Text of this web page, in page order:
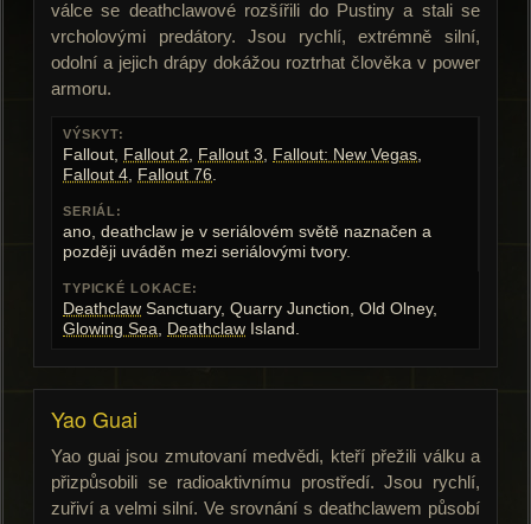
válce se deathclawové rozšířili do Pustiny a stali se
vrcholovými predátory. Jsou rychlí, extrémně silní,
odolní a jejich drápy dokážou roztrhat člověka v power
armoru.
VÝSKYT:
Fallout, Fallout 2, Fallout 3, Fallout: New Vegas,
Fallout 4, Fallout 76.
SERIÁL:
ano, deathclaw je v seriálovém světě naznačen a
později uváděn mezi seriálovými tvory.
TYPICKÉ LOKACE:
Deathclaw Sanctuary, Quarry Junction, Old Olney,
Glowing Sea, Deathclaw Island.
Yao Guai
Yao guai jsou zmutovaní medvědi, kteří přežili válku a
přizpůsobili se radioaktivnímu prostředí. Jsou rychlí,
zuřiví a velmi silní. Ve srovnání s deathclawem působí